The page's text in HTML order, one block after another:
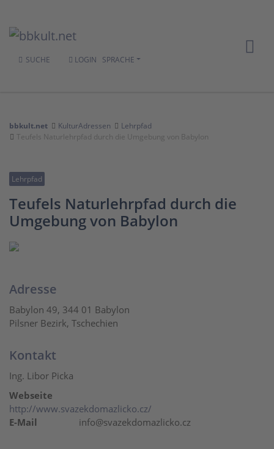
SUCHE LOGIN SPRACHE
bbkult.net KulturAdressen
Lehrpfad
Teufels Naturlehrpfad durch die Umgebung von Babylon
Lehrpfad
Teufels Naturlehrpfad durch die
Umgebung von Babylon
Adresse
Babylon 49, 344 01 Babylon
Pilsner Bezirk, Tschechien
Kontakt
Ing. Libor Picka
Webseite
http://www.svazekdomazlicko.cz/
E-Mail
info@svazekdomazlicko.cz